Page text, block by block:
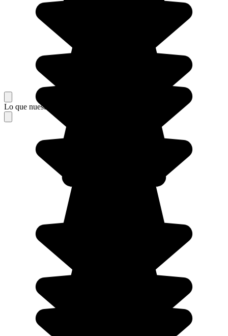
Lo que nuestros viajeros piensan de su estancia